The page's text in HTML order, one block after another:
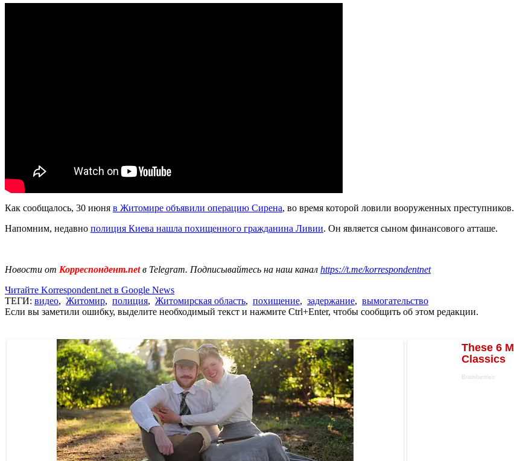
Как сообщалось, 30 июня в Житомире объявили операцию Сирена, во время которой ловили вооруженных преступников.
Напомним, недавно полиция Киева нашла похищенного гражданина Ливии. Он является сыном финансового атташе.
Новости от Корреспондент.netв Telegram. Подписывайтесь на наш канал https://t.me/korrespondentnet
Читайте Korrespondent.net в Google News
ТЕГИ: видео, Житомир, полиция, Житомирская область, похищение, задержание, вымогательство
Если вы заметили ошибку, выделите необходимый текст и нажмите Ctrl+Enter, чтобы сообщить об этом редакции.